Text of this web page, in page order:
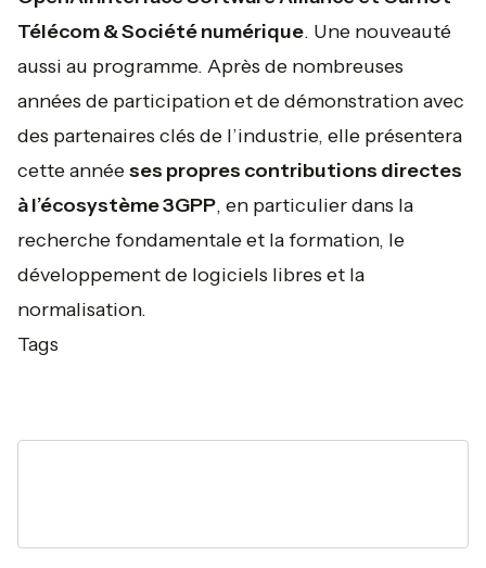
Télécom & Société numérique. Une nouveauté
aussi au programme. Après de nombreuses
années de participation et de démonstration avec
des partenaires clés de l’industrie, elle présentera
cette annéeses propres contributions directes
à l’écosystème 3GPP, en particulier dans la
recherche fondamentale et la formation, le
développement de logiciels libres et la
normalisation.
Tags